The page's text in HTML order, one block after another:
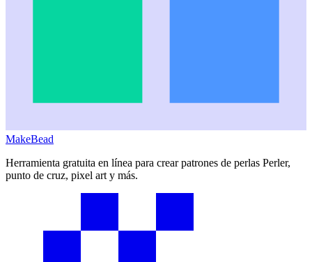
MakeBead
Herramienta gratuita en línea para crear patrones de perlas Perler,
punto de cruz, pixel art y más.